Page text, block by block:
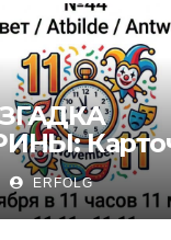
44 / QUIZ-
Karte
ERFOLG